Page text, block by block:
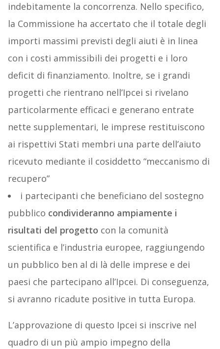
indebitamente la concorrenza. Nello specifico,
la Commissione ha accertato che il totale degli
importi massimi previsti degli aiuti è in linea
con i costi ammissibili dei progetti e i loro
deficit di finanziamento. Inoltre, se i grandi
progetti che rientrano nell’Ipcei si rivelano
particolarmente efficaci e generano entrate
nette supplementari, le imprese restituiscono
ai rispettivi Stati membri una parte dell’aiuto
ricevuto mediante il cosiddetto “meccanismo di
recupero”
i partecipanti che beneficiano del sostegno
pubblico condivideranno ampiamente i
risultati del progetto con la comunità
scientifica e l’industria europee, raggiungendo
un pubblico ben al di là delle imprese e dei
paesi che partecipano all’Ipcei. Di conseguenza,
si avranno ricadute positive in tutta Europa.
L’approvazione di questo Ipcei si inscrive nel
quadro di un più ampio impegno della